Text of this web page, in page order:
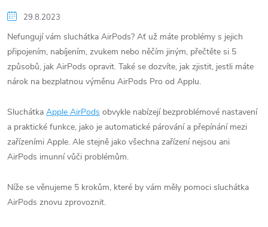
29.8.2023
Nefungují vám sluchátka AirPods? Ať už máte problémy s jejich
připojením, nabíjením, zvukem nebo něčím jiným, přečtěte si 5
způsobů, jak AirPods opravit. Také se dozvíte, jak zjistit, jestli máte
nárok na bezplatnou výměnu AirPods Pro od Applu.
Sluchátka Apple AirPods obvykle nabízejí bezproblémové nastavení
a praktické funkce, jako je automatické párování a přepínání mezi
zařízeními Apple. Ale stejně jako všechna zařízení nejsou ani
AirPods imunní vůči problémům.
Níže se věnujeme 5 krokům, které by vám měly pomoci sluchátka
AirPods znovu zprovoznit.